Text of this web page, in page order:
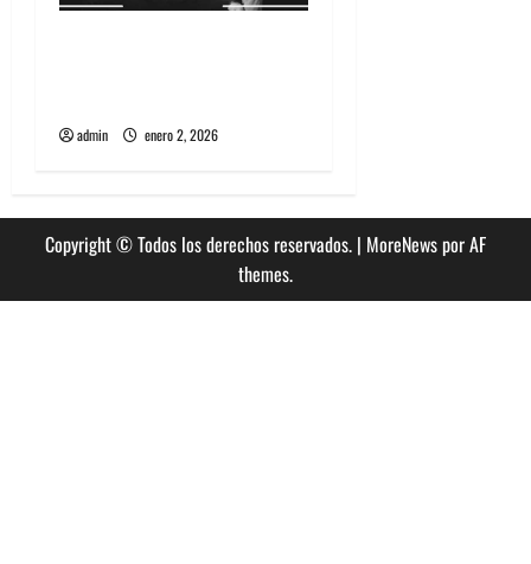
admin enero 2, 2026
Copyright © Todos los derechos reservados. | MoreNewspor AF
themes.